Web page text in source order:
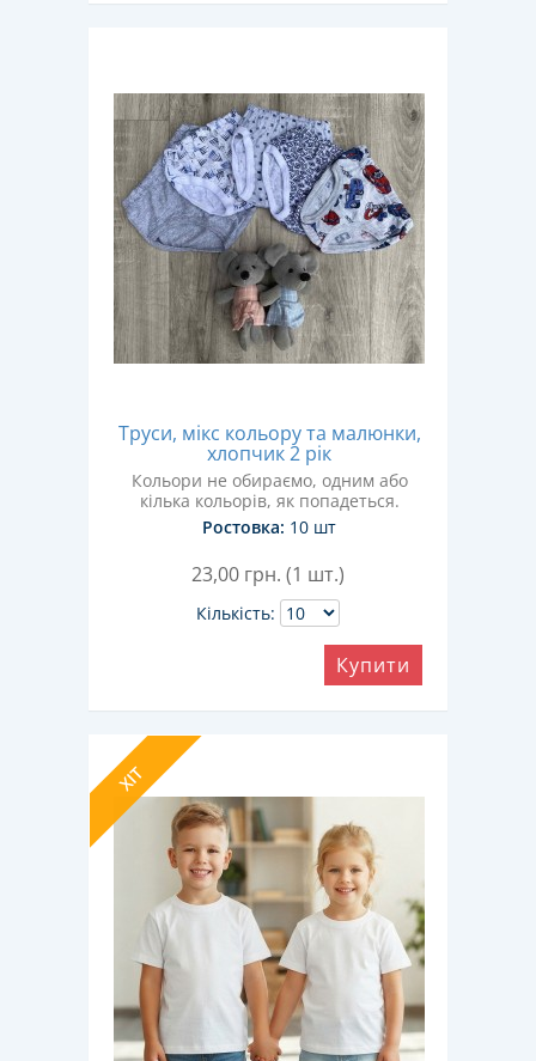
Труси, мікс кольору та малюнки,
хлопчик 2 рік
Кольори не обираємо, одним або
кілька кольорів, як попадеться.
Ростовка: 10 шт
23,00 грн. (1 шт.)
Кількість:
Купити
ХІТ